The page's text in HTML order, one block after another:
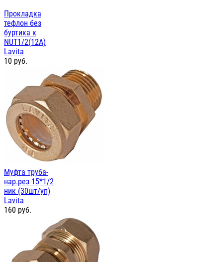
Прокладка
тефлон без
буртика к
NUT1/2(12А)
Lavita
10 руб.
Муфта труба-
нар.рез 15*1/2
ник (30шт/уп)
Lavita
160 руб.